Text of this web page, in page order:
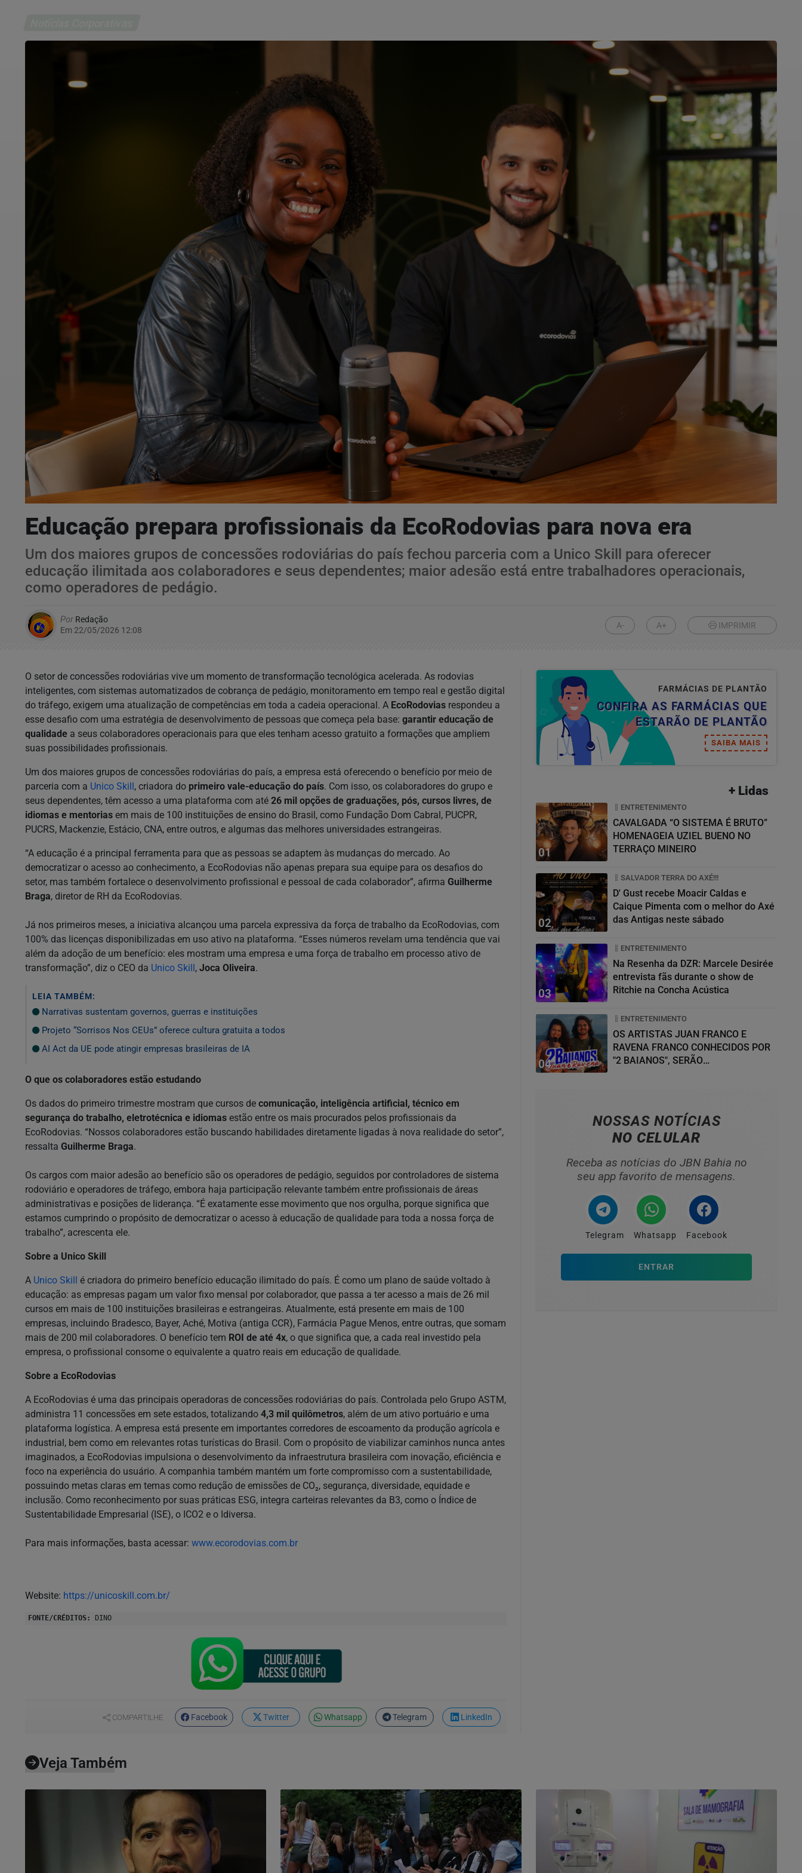
Educação prepara profissionais da EcoRodovias para nova era
Um dos maiores grupos de concessões rodoviárias do país fechou parceria com a Unico Skill para oferecer
educação ilimitada aos colaboradores e seus dependentes; maior adesão está entre trabalhadores operacionais,
como operadores de pedágio.
Por Redação
Em 22/05/2026 12:08
A- A+ IMPRIMIR
O setor de concessões rodoviárias vive um momento de transformação tecnológica acelerada. As rodovias
inteligentes, com sistemas automatizados de cobrança de pedágio, monitoramento em tempo real e gestão digital
do tráfego, exigem uma atualização de competências em toda a cadeia operacional. A EcoRodovias respondeu a
esse desafio com uma estratégia de desenvolvimento de pessoas que começa pela base: garantir educação de
qualidade a seus colaboradores operacionais para que eles tenham acesso gratuito a formações que ampliem
suas possibilidades profissionais.
Um dos maiores grupos de concessões rodoviárias do país, a empresa está oferecendo o benefício por meio de
parceria com a Unico Skill, criadora do primeiro vale-educação do país. Com isso, os colaboradores do grupo e
seus dependentes, têm acesso a uma plataforma com até 26 mil opções de graduações, pós, cursos livres, de
idiomas e mentorias em mais de 100 instituições de ensino do Brasil, como Fundação Dom Cabral, PUCPR,
PUCRS, Mackenzie, Estácio, CNA, entre outros, e algumas das melhores universidades estrangeiras.
“A educação é a principal ferramenta para que as pessoas se adaptem às mudanças do mercado. Ao
democratizar o acesso ao conhecimento, a EcoRodovias não apenas prepara sua equipe para os desafios do
setor, mas também fortalece o desenvolvimento profissional e pessoal de cada colaborador”, afirma Guilherme
Braga, diretor de RH da EcoRodovias.
Já nos primeiros meses, a iniciativa alcançou uma parcela expressiva da força de trabalho da EcoRodovias, com
100% das licenças disponibilizadas em uso ativo na plataforma. “Esses números revelam uma tendência que vai
além da adoção de um benefício: eles mostram uma empresa e uma força de trabalho em processo ativo de
transformação”, diz o CEO da Unico Skill, Joca Oliveira.
LEIA TAMBÉM:
Narrativas sustentam governos, guerras e instituições
Projeto “Sorrisos Nos CEUs” oferece cultura gratuita a todos
AI Act da UE pode atingir empresas brasileiras de IA
O que os colaboradores estão estudando
Os dados do primeiro trimestre mostram que cursos de comunicação, inteligência artificial, técnico em
segurança do trabalho, eletrotécnica e idiomas estão entre os mais procurados pelos profissionais da
EcoRodovias. “Nossos colaboradores estão buscando habilidades diretamente ligadas à nova realidade do setor”,
ressalta Guilherme Braga.
Os cargos com maior adesão ao benefício são os operadores de pedágio, seguidos por controladores de sistema
rodoviário e operadores de tráfego, embora haja participação relevante também entre profissionais de áreas
administrativas e posições de liderança. “É exatamente esse movimento que nos orgulha, porque significa que
estamos cumprindo o propósito de democratizar o acesso à educação de qualidade para toda a nossa força de
trabalho”, acrescenta ele.
Sobre a Unico Skill
A Unico Skill é criadora do primeiro benefício educação ilimitado do país. É como um plano de saúde voltado à
educação: as empresas pagam um valor fixo mensal por colaborador, que passa a ter acesso a mais de 26 mil
cursos em mais de 100 instituições brasileiras e estrangeiras. Atualmente, está presente em mais de 100
empresas, incluindo Bradesco, Bayer, Aché, Motiva (antiga CCR), Farmácia Pague Menos, entre outras, que somam
mais de 200 mil colaboradores. O benefício tem ROI de até 4x, o que significa que, a cada real investido pela
empresa, o profissional consome o equivalente a quatro reais em educação de qualidade.
Sobre a EcoRodovias
A EcoRodovias é uma das principais operadoras de concessões rodoviárias do país. Controlada pelo Grupo ASTM,
administra 11 concessões em sete estados, totalizando 4,3 mil quilômetros, além de um ativo portuário e uma
plataforma logística. A empresa está presente em importantes corredores de escoamento da produção agrícola e
industrial, bem como em relevantes rotas turísticas do Brasil. Com o propósito de viabilizar caminhos nunca antes
imaginados, a EcoRodovias impulsiona o desenvolvimento da infraestrutura brasileira com inovação, eficiência e
foco na experiência do usuário. A companhia também mantém um forte compromisso com a sustentabilidade,
possuindo metas claras em temas como redução de emissões de CO₂, segurança, diversidade, equidade e
inclusão. Como reconhecimento por suas práticas ESG, integra carteiras relevantes da B3, como o Índice de
Sustentabilidade Empresarial (ISE), o ICO2 e o Idiversa.
Para mais informações, basta acessar: www.ecorodovias.com.br
Website: https://unicoskill.com.br/
FONTE/CRÉDITOS: DINO
COMPARTILHE Facebook Twitter Whatsapp Telegram LinkedIn
FARMÁCIAS DE PLANTÃO
CONFIRA AS FARMÁCIAS QUE
ESTARÃO DE PLANTÃO
SAIBA MAIS
+ Lidas
01
ENTRETENIMENTO
CAVALGADA “O SISTEMA É BRUTO”
HOMENAGEIA UZIEL BUENO NO
TERRAÇO MINEIRO
02
SALVADOR TERRA DO AXÉ!!!
D' Gust recebe Moacir Caldas e
Caique Pimenta com o melhor do Axé
das Antigas neste sábado
03
ENTRETENIMENTO
Na Resenha da DZR: Marcele Desirée
entrevista fãs durante o show de
Ritchie na Concha Acústica
04
ENTRETENIMENTO
OS ARTISTAS JUAN FRANCO E
RAVENA FRANCO CONHECIDOS POR
"2 BAIANOS", SERÃO
NOSSAS NOTÍCIAS
NO CELULAR
Receba as notícias do JBN Bahia no
seu app favorito de mensagens.
Telegram Whatsapp Facebook
ENTRAR
Veja Também